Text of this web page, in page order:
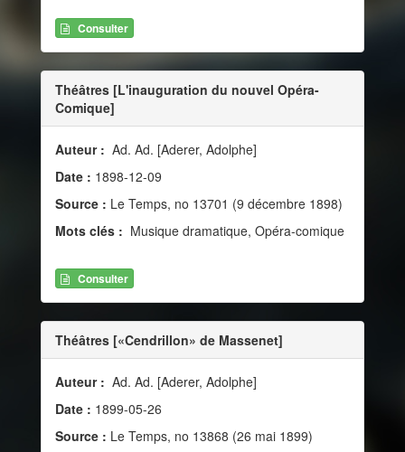
Consulter
Théâtres [L'inauguration du nouvel Opéra-
Comique]
Auteur : Ad. Ad. [Aderer, Adolphe]
Date : 1898-12-09
Source : Le Temps, no 13701 (9 décembre 1898)
Mots clés : Musique dramatique, Opéra-comique
Consulter
Théâtres [«Cendrillon» de Massenet]
Auteur : Ad. Ad. [Aderer, Adolphe]
Date : 1899-05-26
Source : Le Temps, no 13868 (26 mai 1899)